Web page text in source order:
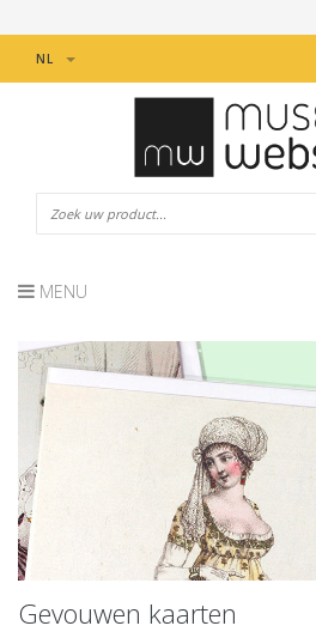
NL
MENU
Gevouwen kaarten